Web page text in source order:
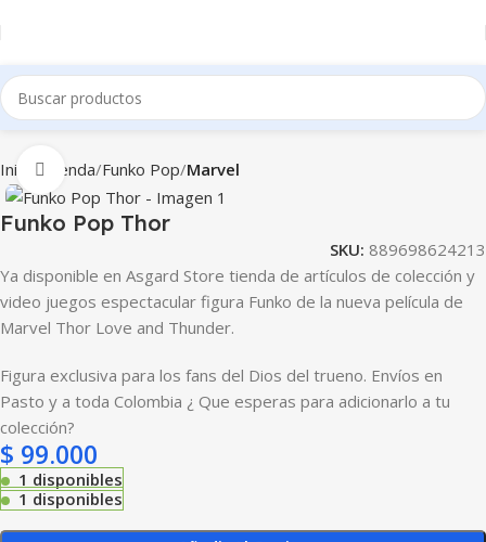
Inicio Tienda Funko Pop Marvel
Clic para ampliar
Funko Pop Thor
SKU: 889698624213
Ya disponible en Asgard Store tienda de artículos de colección y
video juegos espectacular figura Funko de la nueva película de
Marvel Thor Love and Thunder.
Figura exclusiva para los fans del Dios del trueno. Envíos en
Pasto y a toda Colombia ¿ Que esperas para adicionarlo a tu
colección?
$ 99.000
1 disponibles
1 disponibles